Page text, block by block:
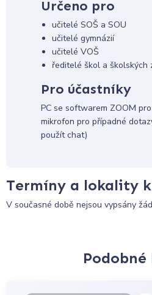
Určeno pro
učitelé SOŠ a SOU
učitelé gymnázií
učitelé VOŠ
ředitelé škol a školských
Pro účastníky
PC se softwarem ZOOM
mikrofon pro případné
použít chat)
Termíny a lokality
V současné době nejsou vypsány
Podobné